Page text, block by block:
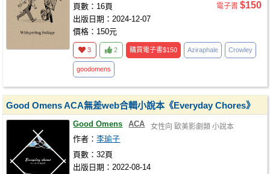
頁數：16頁
出版日期：2024-12-07
價格：150元
電子書 $150
3 2 購買電子書$150 Aziraphale Crowley
goodomens
Good Omens ACA無差web合輯小說本《Everyday Chores》
Good Omens ACA 女性向 歐美影劇類 小說本
作者：李瑜子
頁數：32頁
出版日期：2022-08-14